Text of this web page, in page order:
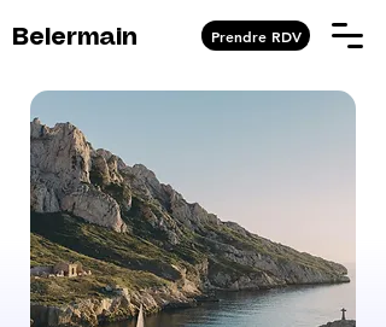
Belermain Prendre RDV